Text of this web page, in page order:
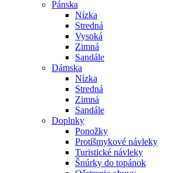
Pánska
Nízka
Stredná
Vysoká
Zimná
Sandále
Dámska
Nízka
Stredná
Zimná
Sandále
Doplnky
Ponožky
Protišmykové návleky
Turistické návleky
Šnúrky do topánok